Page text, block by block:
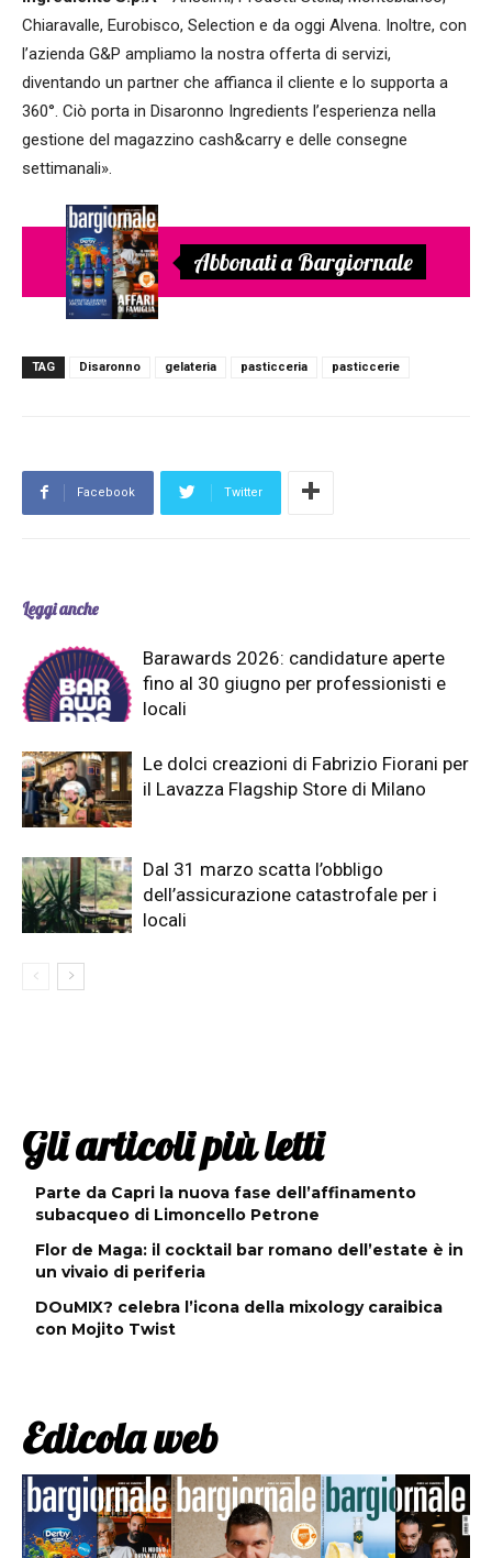
Chiaravalle, Eurobisco, Selection e da oggi Alvena. Inoltre, con
l’azienda G&P ampliamo la nostra offerta di servizi,
diventando un partner che affianca il cliente e lo supporta a
360°. Ciò porta in Disaronno Ingredients l’esperienza nella
gestione del magazzino cash&carry e delle consegne
settimanali».
Abbonati a Bargiornale
TAG Disaronno gelateria pasticceria pasticcerie
Facebook Twitter
Leggi anche
Barawards 2026: candidature aperte
fino al 30 giugno per professionisti e
locali
Le dolci creazioni di Fabrizio Fiorani per
il Lavazza Flagship Store di Milano
Dal 31 marzo scatta l’obbligo
dell’assicurazione catastrofale per i
locali
Gli articoli più letti
Parte da Capri la nuova fase dell’affinamento
subacqueo di Limoncello Petrone
Flor de Maga: il cocktail bar romano dell’estate è in
un vivaio di periferia
DOuMIX? celebra l’icona della mixology caraibica
con Mojito Twist
Edicola web